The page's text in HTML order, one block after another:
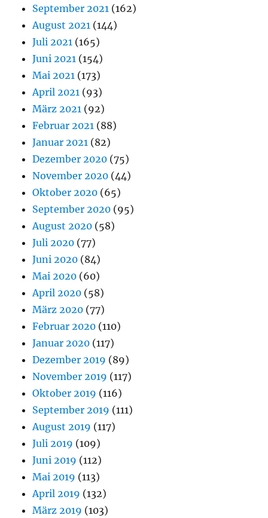
September 2021 (162)
August 2021 (144)
Juli 2021 (165)
Juni 2021 (154)
Mai 2021 (173)
April 2021 (93)
März 2021 (92)
Februar 2021 (88)
Januar 2021 (82)
Dezember 2020 (75)
November 2020 (44)
Oktober 2020 (65)
September 2020 (95)
August 2020 (58)
Juli 2020 (77)
Juni 2020 (84)
Mai 2020 (60)
April 2020 (58)
März 2020 (77)
Februar 2020 (110)
Januar 2020 (117)
Dezember 2019 (89)
November 2019 (117)
Oktober 2019 (116)
September 2019 (111)
August 2019 (117)
Juli 2019 (109)
Juni 2019 (112)
Mai 2019 (113)
April 2019 (132)
März 2019 (103)